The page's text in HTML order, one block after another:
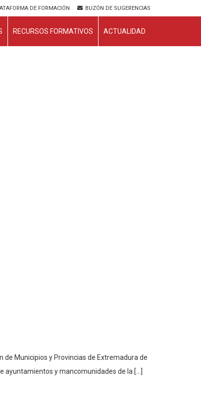
DE FORMACIÓN BUZÓN DE SUGERENCIAS
RECURSOS FORMATIVOS ACTUALIDAD
de Municipios y Provincias de Extremadura de
ayuntamientos y mancomunidades de la […]